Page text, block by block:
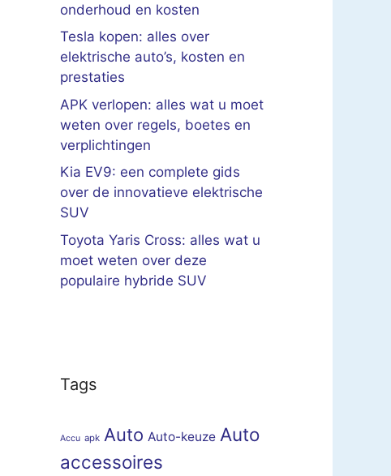
onderhoud en kosten
Tesla kopen: alles over
elektrische auto’s, kosten en
prestaties
APK verlopen: alles wat u moet
weten over regels, boetes en
verplichtingen
Kia EV9: een complete gids
over de innovatieve elektrische
SUV
Toyota Yaris Cross: alles wat u
moet weten over deze
populaire hybride SUV
Tags
Accu apk Auto Auto-keuze Auto
accessoires